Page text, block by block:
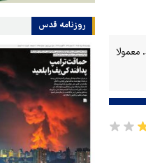
می آمدند ۲،۳ ساعت می ماندند. معمولا
روزنامه قدس